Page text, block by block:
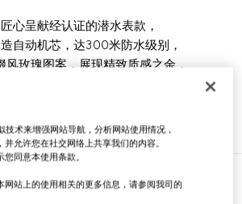
心呈献经认证的潜水表款，
自动机芯，达300米防水级别，
风玫瑰图案，展现精致质感之余，
界。Gucci Dive系列还涵盖石英表款，
、运动风橡胶表带和纯黑色表盘。
术来增强网站导航，分析网站使用情况，
允许您在社交网络上共享我们的内容。
同意本使用条款。
网站上的使用相关的更多信息，请参阅我司的